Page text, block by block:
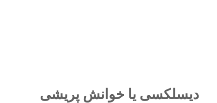
دیسلکسی یا خوانش‌ پریشی